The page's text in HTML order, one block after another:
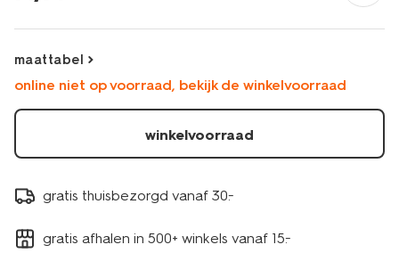
comfort-
zwart-
maattabel
online niet op voorraad, bekijk de winkelvoorraad
winkelvoorraad
gratis thuisbezorgd vanaf 30.-
gratis afhalen in 500+ winkels vanaf 15.-